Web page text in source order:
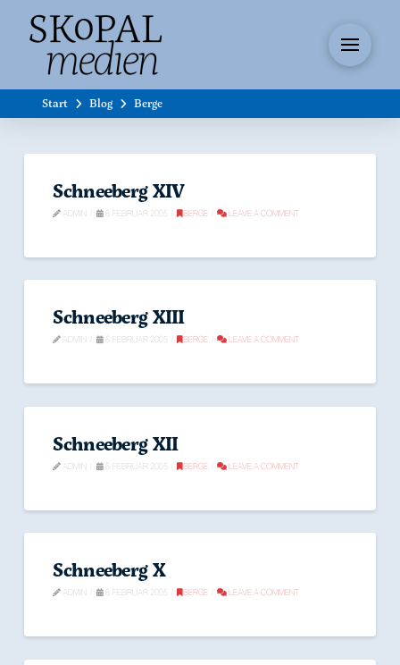
Start Blog Berge
Schneeberg XIV
ADMIN 6. FEBRUAR 2005 BERGE LEAVE A COMMENT
Schneeberg XIII
ADMIN 6. FEBRUAR 2005 BERGE LEAVE A COMMENT
Schneeberg XII
ADMIN 6. FEBRUAR 2005 BERGE LEAVE A COMMENT
Schneeberg X
ADMIN 6. FEBRUAR 2005 BERGE LEAVE A COMMENT